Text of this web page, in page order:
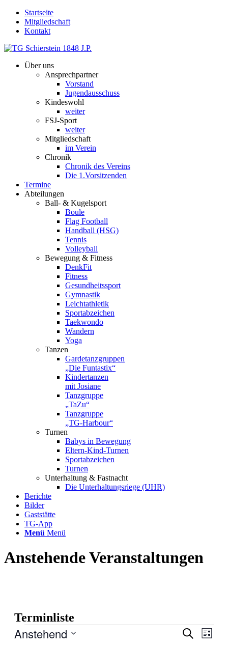
Startseite
Mitgliedschaft
Kontakt
Über uns
Ansprechpartner
Vorstand
Jugendausschuss
Kindeswohl
weiter
FSJ-Sport
weiter
Mitgliedschaft
im Verein
Chronik
Chronik des Vereins
Die 1.Vorsitzenden
Termine
Abteilungen
Ball- & Kugelsport
Boule
Flag Football
Handball (HSG)
Tennis
Volleyball
Bewegung & Fitness
DenkFit
Fitness
Gesundheitssport
Gymnastik
Leichtathletik
Sportabzeichen
Taekwondo
Wandern
Yoga
Tanzen
Gardetanzgruppen
„Die Funtastix“
Kindertanzen
mit Josiane
Tanzgruppe
„TaZu“
Tanzgruppe
„TG-Harbour“
Turnen
Babys in Bewegung
Eltern-Kind-Turnen
Sportabzeichen
Turnen
Unterhaltung & Fastnacht
Die Unterhaltungsriege (UHR)
Berichte
Bilder
Gaststätte
TG-App
Menü Menü
Anstehende Veranstaltungen
Terminliste
Veranstaltungen
Suche
Liste
Anstehend